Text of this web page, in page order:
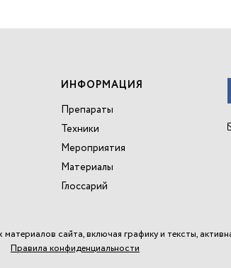
ИНФОРМАЦИЯ
Препараты
Техники
Мероприятия
Материалы
Глоссарий
сайта, включая графику и тексты,
Правила конфиденциальности